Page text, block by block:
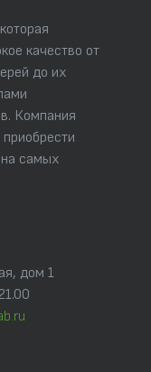
качество от
до их
Компания
самых
дом 1